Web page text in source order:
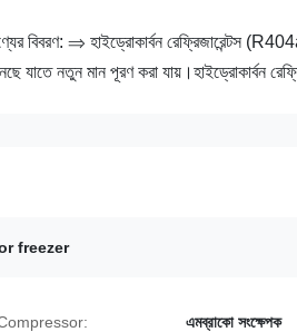
বিবরণ: ⇒ হাইড্রোকার্বন রেফ্রিজারেন্টস
যাতে নতুন মান পূরণ করা যায়।হাইড্রোকার্বন
freezer
এমব্রাকো সংক্ষেপক